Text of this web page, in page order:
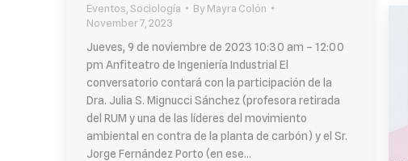
Eventos Sociología ByMayra Colón
November 7, 2023
Jueves, 9 de noviembre de 2023 10:30 am – 12:00
pm Anfiteatro de Ingeniería Industrial El
conversatorio contará con la participación de la
Dra. Julia S. Mignucci Sánchez (profesora retirada
del RUM y una de las líderes del movimiento
ambiental en contra de la planta de carbón) y el Sr.
Jorge Fernández Porto (en ese…